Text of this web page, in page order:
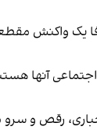
یک واکنش
آنها
رقص و